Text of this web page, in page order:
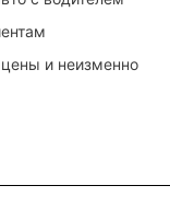
и неизменно